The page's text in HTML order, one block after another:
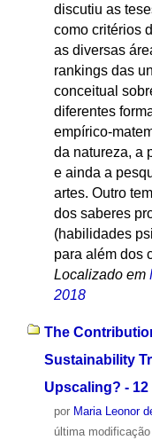
discutiu as
como critérios
as diversas
rankings das
conceitual
diferentes
empírico-
da natureza, a
e ainda a
artes. Outro
dos saberes
(habilidades
para além dos
Localizado em
2018
The
Sustainability
Upscaling? -
por Maria Leonor
última modificação